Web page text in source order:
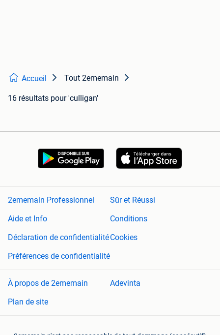
Accueil Tout 2ememain
16 résultats pour 'culligan'
2ememain Professionnel
Sûr et Réussi
Aide et Info
Conditions
Déclaration de confidentialitéCookies
Préférences de confidentialité
À propos de 2ememain
Adevinta
Plan de site